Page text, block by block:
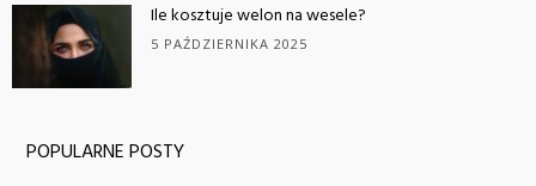
Ile kosztuje welon na wesele?
5 PAŹDZIERNIKA 2025
POPULARNE POSTY